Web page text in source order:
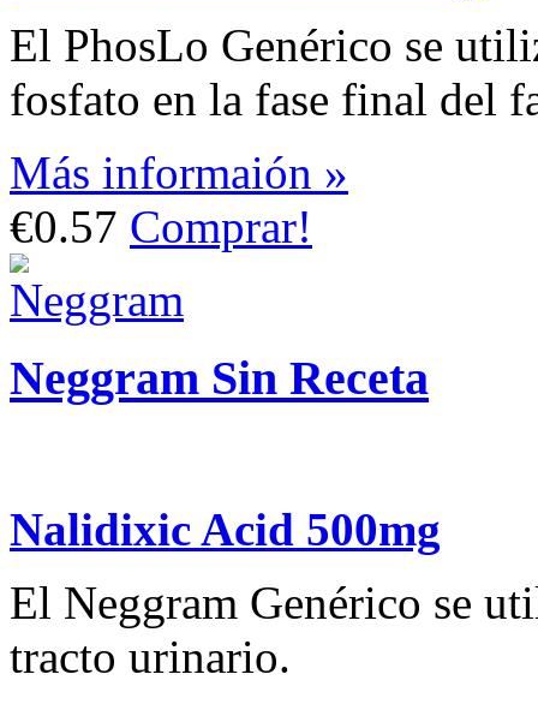
El PhosLo Genérico se
fosfato en la fase final del
Más informaión »
€0.57 Comprar!
Neggram Sin Receta
Nalidixic Acid 500mg
El Neggram Genérico se
tracto urinario.